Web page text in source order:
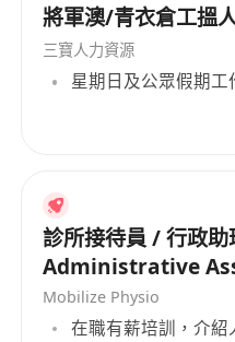
將軍澳/青衣倉工搵
三寶人力資源
星期日及公眾假期工
診所接待員 / 行政
Administrative
Mobilize Physio
在職有薪培訓，介紹